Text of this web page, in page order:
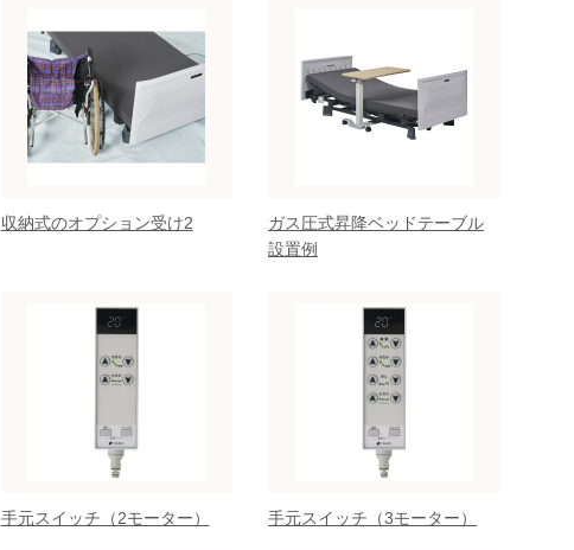
収納式のオプション受け2
ガス圧式昇降ベッドテーブル
設置例
手元スイッチ（2モーター） 手元スイッチ（3モーター）